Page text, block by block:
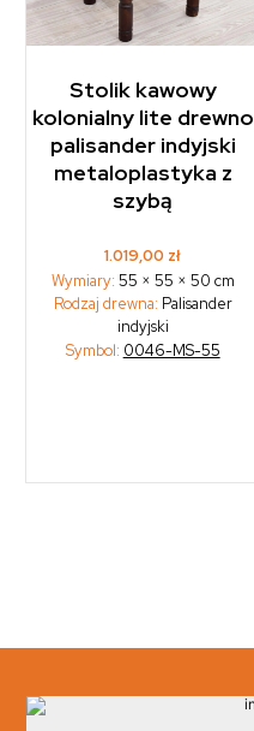
Stolik kawowy
kolonialny lite drewno
palisander indyjski
metaloplastyka z
szybą
1.019,00 zł
Wymiary: 55 × 55 × 50 cm
Rodzaj drewna: Palisander
indyjski
Symbol: 0046-MS-55